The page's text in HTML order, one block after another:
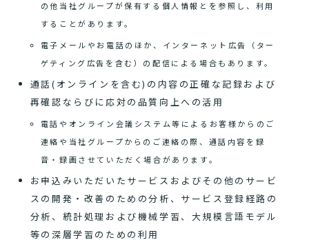
の他当社グループが保有する個人情報とを参照し、利用
することがあります。
電子メールやお電話のほか、インターネット広告（ター
ゲティング広告を含む）の配信による場合もあります。
通話(オンラインを含む)の内容の正確な記録および
再確認ならびに応対の品質向上への活用
電話やオンライン会議システム等によるお客様からのご
連絡や当社グループからのご連絡の際、通話内容を録
音・録画させていただく場合があります。
お申込みいただいたサービスおよびその他のサービ
スの開発・改善のための分析、サービス登録経路の
分析、統計処理および機械学習、大規模言語モデル
等の深層学習のための利用